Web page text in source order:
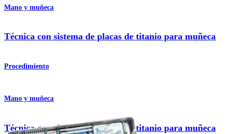
Mano y muñeca
Técnica con sistema de placas de titanio para muñeca
Procedimiento
Mano y muñeca
Técnica con sistema de placas de titanio para muñeca